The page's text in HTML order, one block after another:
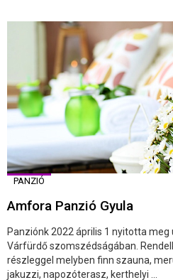
PANZIÓ
Amfora Panzió Gyula
Panziónk 2022 április 1 nyitotta meg
Várfürdő szomszédságában.
részleggel melyben finn szauna,
jakuzzi, napozóterasz, kerthelyi ...